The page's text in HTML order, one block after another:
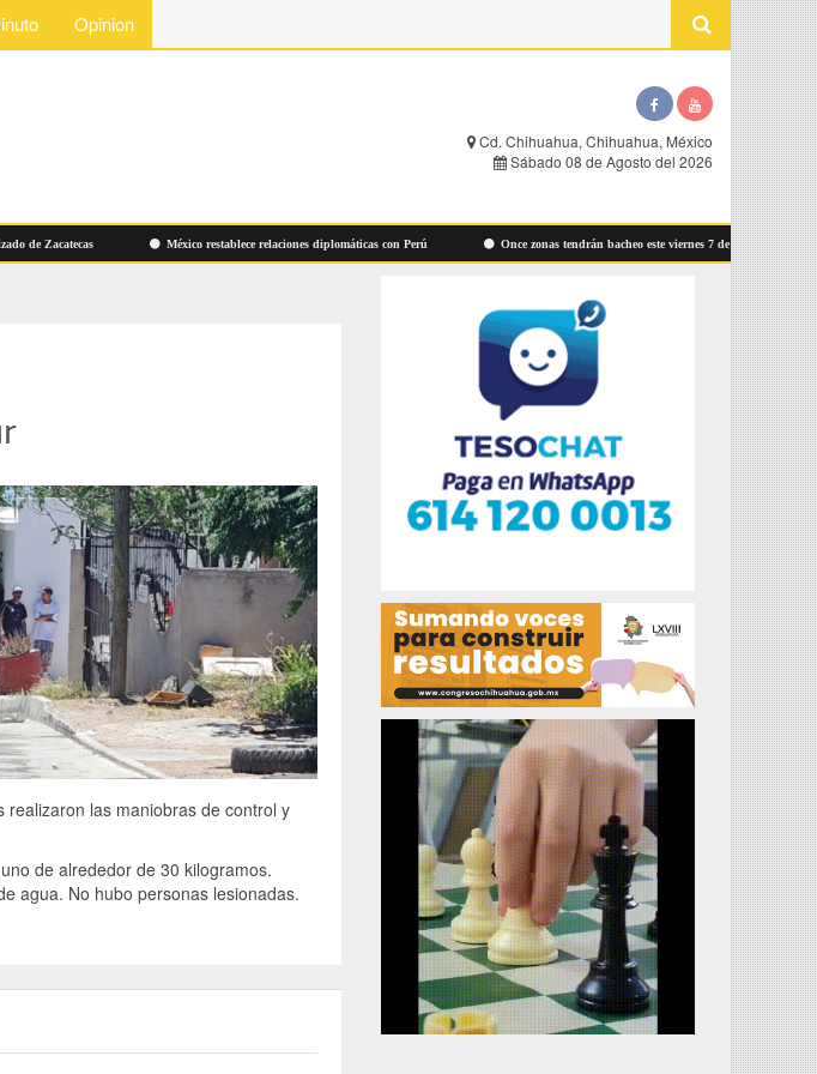
Opinion
Cd. Chihuahua, Chihuahua, México
Sábado 08 de Agosto del 2026
Zacatecas México restablece relaciones diplomáticas con Perú Once zonas tendrán bacheo este viernes 7 de agosto: Municipio
las maniobras de control y
de alrededor de 30 kilogramos.
agua. No hubo personas lesionadas.